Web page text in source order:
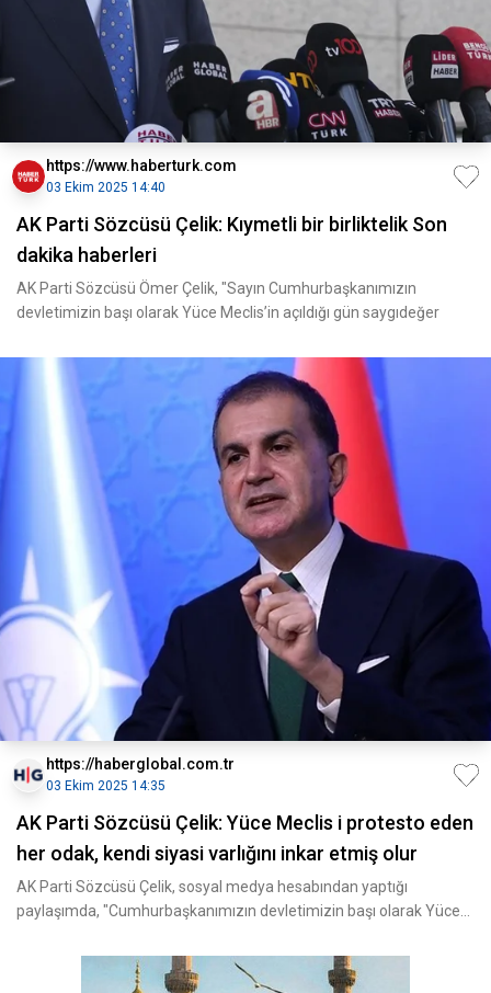
https://www.haberturk.com
03 Ekim 2025 14:40
AK Parti Sözcüsü Çelik: Kıymetli bir birliktelik Son
dakika haberleri
AK Parti Sözcüsü Ömer Çelik, "Sayın Cumhurbaşkanımızın
devletimizin başı olarak Yüce Meclis’in açıldığı gün saygıdeğer
https://haberglobal.com.tr
03 Ekim 2025 14:35
AK Parti Sözcüsü Çelik: Yüce Meclis i protesto eden
her odak, kendi siyasi varlığını inkar etmiş olur
AK Parti Sözcüsü Çelik, sosyal medya hesabından yaptığı
paylaşımda, "Cumhurbaşkanımızın devletimizin başı olarak Yüce